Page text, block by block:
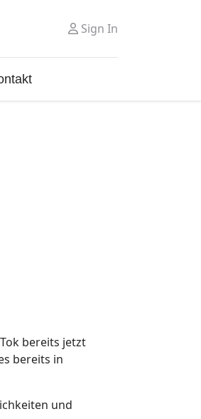
Sign In
bereits jetzt
bereits in
und